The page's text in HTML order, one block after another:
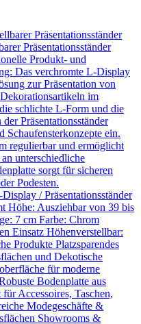
Präsentationsständer
Produkt- und
Das verchromte L-Display
zur Präsentation von
im
schlichte L-Form und die
Präsentationsständer
Schaufensterkonzepte ein.
regulierbar und ermöglicht
unterschiedliche
sorgt für sicheren
Podesten.
/ Präsentationsständer
Höhe: Ausziehbar von 39 bis
7 cm Farbe: Chrom
Einsatz Höhenverstellbar:
Produkte Platzsparendes
und Dekotische
für moderne
Bodenplatte aus
Accessoires, Taschen,
Modegeschäfte &
Showrooms &